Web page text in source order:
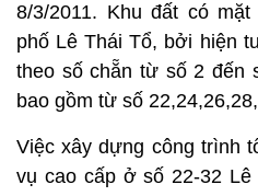
8/3/2011. Khu đất có
phố Lê Thái Tổ, bởi hiện
theo số chẵn từ số 2 đến
bao gồm từ số
Việc xây dựng công trình
vụ cao cấp ở số 22-32